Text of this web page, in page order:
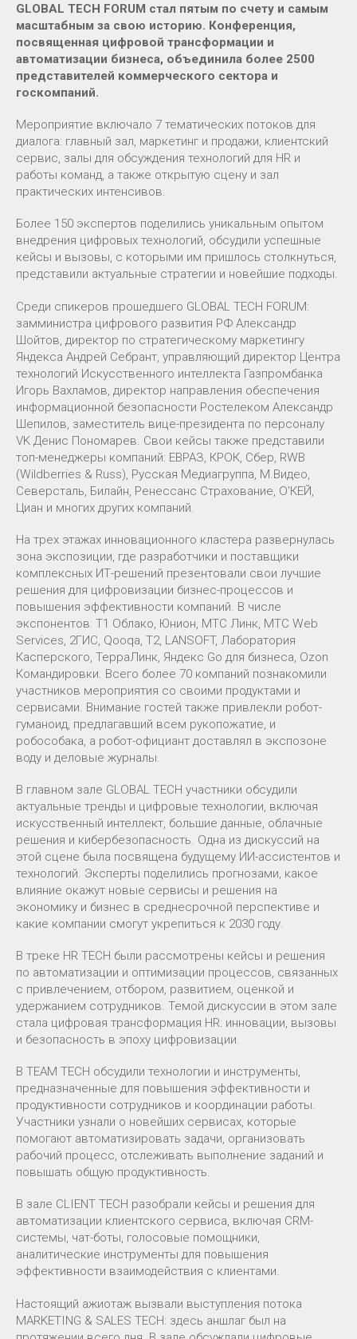
GLOBAL TECH FORUM стал пятым по счету и самым
масштабным за свою историю. Конференция,
посвященная цифровой трансформации и
автоматизации бизнеса, объединила более 2500
представителей коммерческого сектора и
госкомпаний.
Мероприятие включало 7 тематических потоков для
диалога: главный зал, маркетинг и продажи, клиентский
сервис, залы для обсуждения технологий для HR и
работы команд, а также открытую сцену и зал
практических интенсивов.
Более 150 экспертов поделились уникальным опытом
внедрения цифровых технологий, обсудили успешные
кейсы и вызовы, с которыми им пришлось столкнуться,
представили актуальные стратегии и новейшие подходы.
Среди спикеров прошедшего GLOBAL TECH FORUM:
замминистра цифрового развития РФ Александр
Шойтов, директор по стратегическому маркетингу
Яндекса Андрей Себрант, управляющий директор Центра
технологий Искусственного интеллекта Газпромбанка
Игорь Вахламов, директор направления обеспечения
информационной безопасности Ростелеком Александр
Шепилов, заместитель вице-президента по персоналу
VK Денис Пономарев. Свои кейсы также представили
топ-менеджеры компаний: ЕВРАЗ, КРОК, Сбер, RWB
(Wildberries & Russ), Русская Медиагруппа, М.Видео,
Северсталь, Билайн, Ренессанс Страхование, О'КЕЙ,
Циан и многих других компаний.
На трех этажах инновационного кластера развернулась
зона экспозиции, где разработчики и поставщики
комплексных ИТ-решений презентовали свои лучшие
решения для цифровизации бизнес-процессов и
повышения эффективности компаний. В числе
экспонентов: Т1 Облако, Юнион, МТС Линк, МТС Web
Services, 2ГИС, Qooqa, Т2, LANSOFT, Лаборатория
Касперского, ТерраЛинк, Яндекс Go для бизнеса, Ozon
Командировки. Всего более 70 компаний познакомили
участников мероприятия со своими продуктами и
сервисами. Внимание гостей также привлекли робот-
гуманоид, предлагавший всем рукопожатие, и
робособака, а робот-официант доставлял в экспозоне
воду и деловые журналы.
В главном зале GLOBAL TECH участники обсудили
актуальные тренды и цифровые технологии, включая
искусственный интеллект, большие данные, облачные
решения и кибербезопасность. Одна из дискуссий на
этой сцене была посвящена будущему ИИ-ассистентов и
технологий. Эксперты поделились прогнозами, какое
влияние окажут новые сервисы и решения на
экономику и бизнес в среднесрочной перспективе и
какие компании смогут укрепиться к 2030 году.
В треке HR TECH были рассмотрены кейсы и решения
по автоматизации и оптимизации процессов, связанных
с привлечением, отбором, развитием, оценкой и
удержанием сотрудников. Темой дискуссии в этом зале
стала цифровая трансформация HR: инновации, вызовы
и безопасность в эпоху цифровизации.
В TEAM TECH обсудили технологии и инструменты,
предназначенные для повышения эффективности и
продуктивности сотрудников и координации работы.
Участники узнали о новейших сервисах, которые
помогают автоматизировать задачи, организовать
рабочий процесс, отслеживать выполнение заданий и
повышать общую продуктивность.
В зале CLIENT TECH разобрали кейсы и решения для
автоматизации клиентского сервиса, включая CRM-
системы, чат-боты, голосовые помощники,
аналитические инструменты для повышения
эффективности взаимодействия с клиентами.
Настоящий ажиотаж вызвали выступления потока
MARKETING & SALES TECH: здесь аншлаг был на